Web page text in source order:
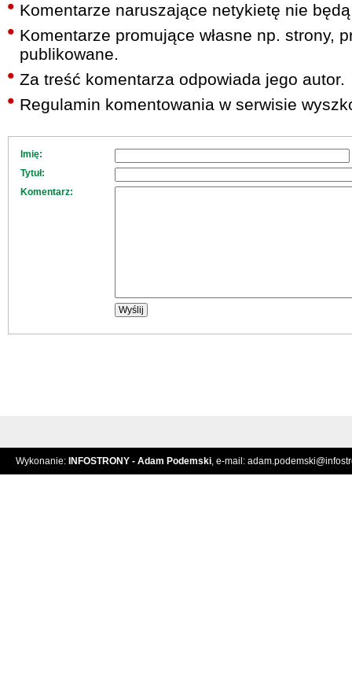
Komentarze naruszające netykietę nie
Komentarze promujące własne np. strony,
publikowane.
Za treść komentarza odpowiada jego autor.
Regulamin komentowania w serwisie
Imię:
Tytuł:
Komentarz:
Wykonanie: INFOSTRONY - Adam Podemski, e-mail: